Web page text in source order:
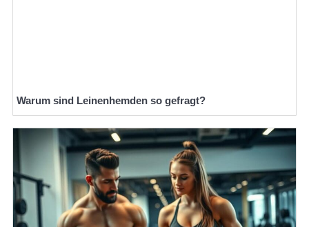
Warum sind Leinenhemden so gefragt?